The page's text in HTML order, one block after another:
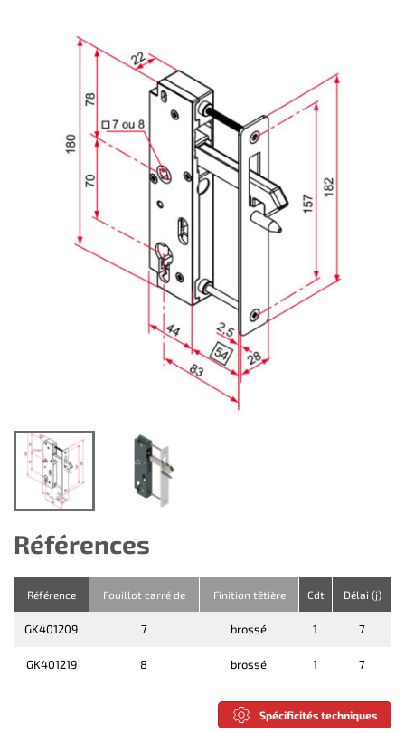
Références
Référence Fouillot carré de Finition têtière Cdt Délai (j)
GK401209 7 brossé 1 7
GK401219 8 brossé 1 7
Spécificités techniques